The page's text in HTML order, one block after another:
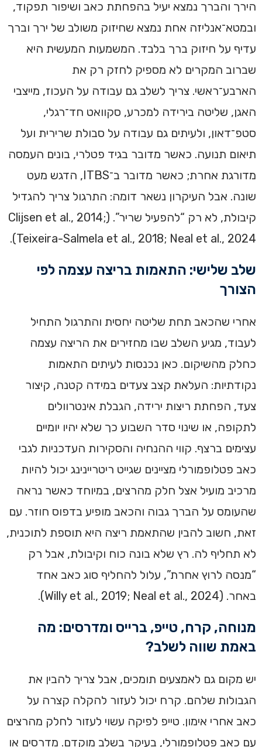
הירך והברך נמצא יעיל בהפחתת כאב ושיפור תפקוד,
ובמטא־אנליזה אחת נמצא שחיזוק משולב של ירך וברך
עדיף על חיזוק ברך בלבד. המשמעות המעשית היא
שברוב המקרים לא מספיק לחזק רק את
הארבע־ראשי. צריך לשלב גם עבודה על העכוז, מייצבי
האגן, שליטה בירידה למכרע, סקוואט חד־רגלי,
סטפ־דאון, ולעיתים גם עבודה על סבולת שרירית ועל
תיאום תנועה. כאשר מדובר בגיד פטלרי, בונים העמסה
מדורגת אחרת; כאשר מדובר ב־ITBS, הדגש מעט
שונה. אבל העיקרון נשאר דומה: התרגול צריך להגדיל
קיבולת, לא רק “להפעיל שריר”. (Clijsen et al., 2014;
Teixeira-Salmela et al., 2018; Neal et al., 2024).
שלב שלישי: התאמות בריצה עצמה לפי
הצורך
אחרי שהכאב תחת שליטה יחסית והתרגול התחיל
לעבוד, מגיע השלב שבו מחזירים את הריצה עצמה
כחלק מהשיקום. כאן נכנסות לעיתים התאמות
נקודתיות: העלאת קצב צעדים במידה קטנה, קיצור
צעד, הפחתת ריצות ירידה, הגבלת אינטרוולים
לתקופה, או שינוי סדר השבוע כך שלא יהיו יומיים
עצימים ברצף. קווי ההנחיה והסקירות העדכניות לגבי
כאב פטלופמורלי מציינים שגייט ריטריינינג יכול להיות
מרכיב מועיל אצל חלק מהרצים, במיוחד כאשר נראה
שהעומס על הברך גבוה והכאב מופיע בדפוס חוזר. עם
זאת, חשוב להבין שהתאמת ריצה היא תוספת לתוכנית,
לא תחליף לה. רץ שלא בונה כוח וקיבולת, אבל רק
“מנסה לרוץ אחרת”, עלול להחליף סוג כאב אחד
באחר. (Willy et al., 2019; Neal et al., 2024).
מנוחה, קרח, טייפ, ברייס ומדרסים: מה
באמת שווה לשלב?
יש מקום גם לאמצעים תומכים, אבל צריך להבין את
הגבולות שלהם. קרח יכול לעזור להקלה קצרה על
כאב אחרי אימון. טייפ לפיקה עשוי לעזור לחלק מהרצים
עם כאב פטלופמורלי, בעיקר בשלב מוקדם. מדרסים או